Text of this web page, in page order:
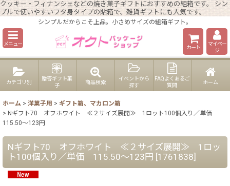
クッキー・フィナンシェなどの焼き菓子ギフトにおすすめの組箱です。 シン
プルで使いやすいフタ身タイプの貼箱で、雑貨ギフトにも人気です。
シンプルだからこそ上品。小さめサイズの組箱ギフト。
メニュー
カート
マイペー
ジ
カテゴリ別
贈答ギフト菓
子
商品検索
イベントから
探す
FAQよくあるご
質問
ホーム
ホーム > 洋菓子用 > ギフト箱、マカロン箱
> Nギフト70 オフホワイト ≪２サイズ展開≫ 1ロット100個入り／単価
115.50〜123円
Nギフト70 オフホワイト ≪２サイズ展開≫ 1ロッ
ト100個入り／単価 115.50〜123円 [1761838]